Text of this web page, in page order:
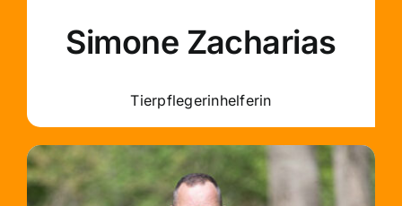
Simone Zacharias
Tierpflegerinhelferin